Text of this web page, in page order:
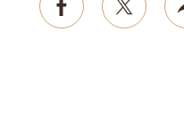
facebooktwitter